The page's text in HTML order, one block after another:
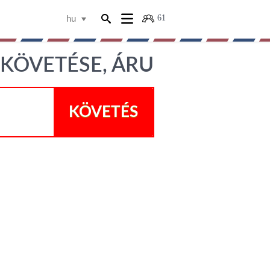
61
hu
ÁRU
KÖVETÉS